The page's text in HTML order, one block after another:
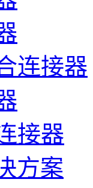
连接器
接器
方案